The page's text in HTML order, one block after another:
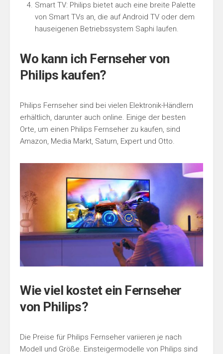
Smart TV: Philips bietet auch eine breite Palette
von Smart TVs an, die auf Android TV oder dem
hauseigenen Betriebssystem Saphi laufen.
Wo kann ich Fernseher von
Philips kaufen?
Philips Fernseher sind bei vielen Elektronik-Händlern
erhältlich, darunter auch online. Einige der besten
Orte, um einen Philips Fernseher zu kaufen, sind
Amazon, Media Markt, Saturn, Expert und Otto.
Wie viel kostet ein Fernseher
von Philips?
Die Preise für Philips Fernseher variieren je nach
Modell und Größe. Einsteigermodelle von Philips sind